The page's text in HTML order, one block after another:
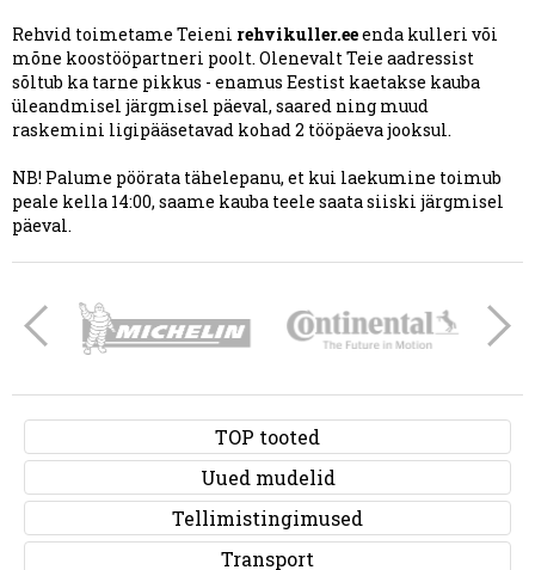
Rehvid toimetame Teieni rehvikuller.eeenda kulleri või
mõne koostööpartneri poolt. Olenevalt Teie aadressist
sõltub ka tarne pikkus - enamus Eestist kaetakse kauba
üleandmisel järgmisel päeval, saared ning muud
raskemini ligipääsetavad kohad 2 tööpäeva jooksul.
NB! Palume pöörata tähelepanu, et kui laekumine toimub
peale kella 14:00, saame kauba teele saata siiski järgmisel
päeval.
TOP tooted
Uued mudelid
Tellimistingimused
Transport